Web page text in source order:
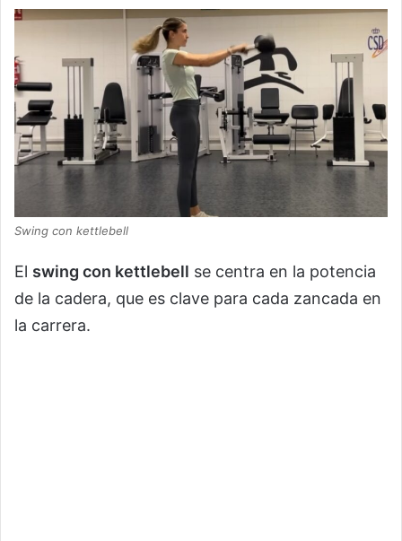
Swing con kettlebell
El swing con kettlebell se centra en la potencia
de la cadera, que es clave para cada zancada en
la carrera.